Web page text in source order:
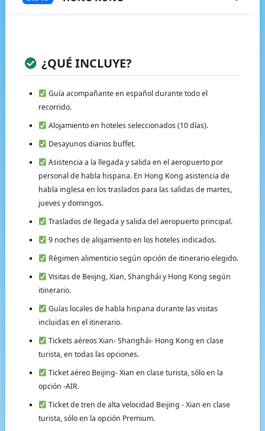
¿QUÉ INCLUYE?
Guía acompañante en español durante todo el
recorrido.
Alojamiento en hoteles seleccionados (10 días).
Desayunos diarios buffet.
Asistencia a la llegada y salida en el aeropuerto por
personal de habla hispana. En Hong Kong asistencia de
habla inglesa en los traslados para las salidas de martes,
jueves y domingos.
Traslados de llegada y salida del aeropuerto principal.
9 noches de alojamiento en los hoteles indicados.
Régimen alimenticio según opción de itinerario elegido.
Visitas de Beiijng, Xian, Shanghái y Hong Kong según
itinerario.
Guías locales de habla hispana durante las visitas
incluidas en el itinerario.
Tickets aéreos Xian- Shanghái- Hong Kong en clase
turista, en todas las opciones.
Ticket aéreo Beijing- Xian en clase turista, sólo en la
opción -AIR.
Ticket de tren de alta velocidad Beijing - Xian en clase
turista, sólo en la opción Premium.